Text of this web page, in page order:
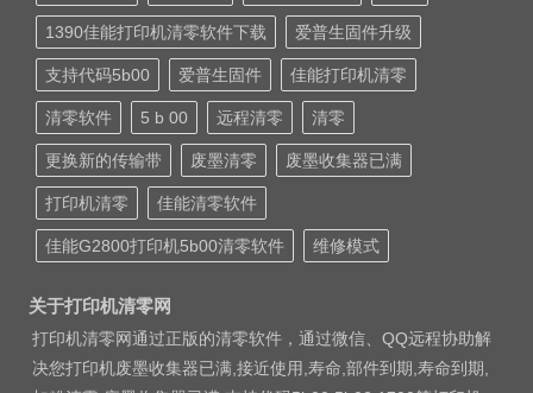
1390佳能打印机清零软件下载 爱普生固件升级
支持代码5b00 爱普生固件 佳能打印机清零
清零软件 5 b 00 远程清零 清零
更换新的传输带 废墨清零 废墨收集器已满
打印机清零 佳能清零软件
佳能G2800打印机5b00清零软件 维修模式
关于打印机清零网
打印机清零网通过正版的清零软件，通过微信、QQ远程协助解
决您打印机废墨收集器已满,接近使用,寿命,部件到期,寿命到期,